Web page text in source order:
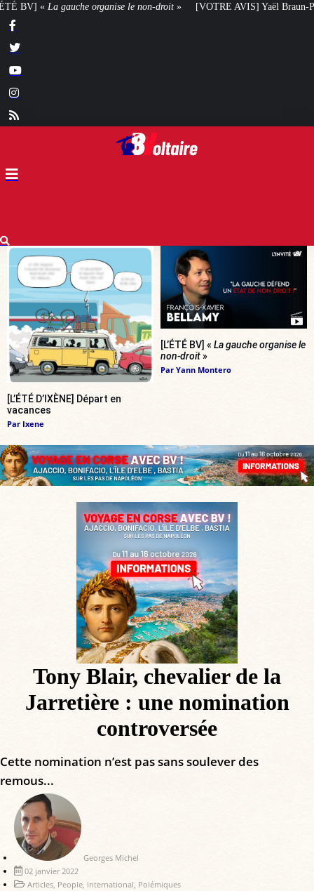
droit» [VOTRE AVIS] Yaël Braun-Pivet doit-elle renoncer à son projet
[L’ÉTÉ D’IXÈNE] Départ en
vacances
Par Ixene
[L’ÉTÉ BV] « La gauche organise le
non-droit»
Par Yann Montero
Tony Blair, chevalier de la
Jarretière : une nomination
controversée
Cette nomination n’est pas sans soulever des
remous...
Georges Michel
02 janvier 2022
Articles, People, International, Polémiques